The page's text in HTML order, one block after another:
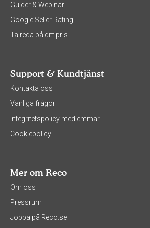
Guider & Webinar
Google Seller Rating
Ta reda på ditt pris
Support & Kundtjänst
Kontakta oss
Vanliga frågor
Integritetspolicy medlemmar
Cookiepolicy
Mer om Reco
Om oss
Pressrum
Jobba på Reco.se